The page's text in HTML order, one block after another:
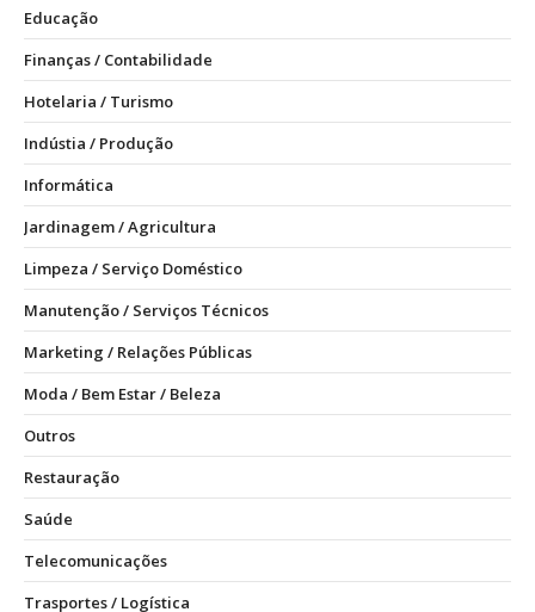
Educação
Finanças / Contabilidade
Hotelaria / Turismo
Indústia / Produção
Informática
Jardinagem / Agricultura
Limpeza / Serviço Doméstico
Manutenção / Serviços Técnicos
Marketing / Relações Públicas
Moda / Bem Estar / Beleza
Outros
Restauração
Saúde
Telecomunicações
Trasportes / Logística